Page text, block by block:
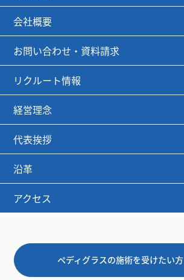
会社概要
お問い合わせ・資料請求
リクルート情報
経営理念
代表挨拶
沿革
アクセス
ペディグラスの施術を受けたい方